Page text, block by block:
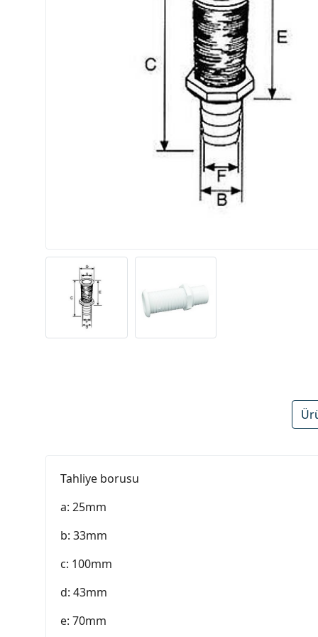
Tahliye borusu
a: 25mm
b: 33mm
c: 100mm
d: 43mm
e: 70mm